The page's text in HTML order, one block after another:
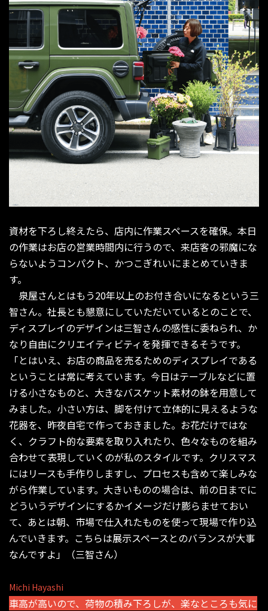
資材を下ろし終えたら、店内に作業スペースを確保。本日
の作業はお店の営業時間内に行うので、来店客の邪魔にな
らないようコンパクト、かつこぎれいにまとめていきま
す。
泉屋さんとはもう20年以上のお付き合いになるという三
智さん。社長とも懇意にしていただいているとのことで、
ディスプレイのデザインは三智さんの感性に委ねられ、か
なり自由にクリエイティビティを発揮できるそうです。
「とはいえ、お店の商品を売るためのディスプレイである
ということは常に考えています。今日はテーブルなどに置
ける小さなものと、大きなバスケット素材の鉢を用意して
みました。小さい方は、脚を付けて立体的に見えるような
花器を、昨夜自宅で作っておきました。お花だけではな
く、クラフト的な要素を取り入れたり、色々なものを組み
合わせて表現していくのが私のスタイルです。クリスマス
にはリースも手作りしますし、プロセスも含めて楽しみな
がら作業しています。大きいものの場合は、前の日までに
どういうデザインにするかイメージだけ膨らませておい
て、あとは朝、市場で仕入れたものを使って現場で作り込
んでいきます。こちらは展示スペースとのバランスが大事
なんですよ」（三智さん）
Michi Hayashi
車高が高いので、荷物の積み下ろしが、楽なところも気に